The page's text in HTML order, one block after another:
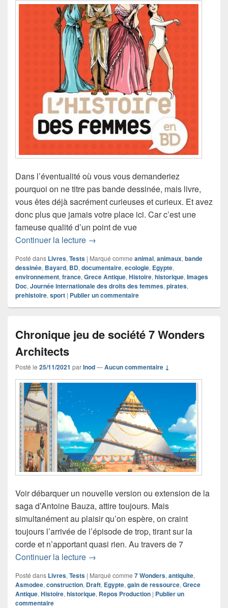
Dans l’éventualité où vous vous demanderiez
pourquoi on ne titre pas bande dessinée, mais livre,
vous êtes déjà sacrément curieuses et curieux. Et avez
donc plus que jamais votre place ici. Car c’est une
fameuse qualité d’un point de vue
Continuer la lecture Chronique livre L’Histoire des femmes
→
Posté dans Livres, Tests | Marqué comme animal, animaux, bande
dessinée, Bayard, BD, documentaire, ecologie, Egypte,
environnement, france, Grece Antique, Histoire, historique, Images
Doc, Journée internationale des droits des femmes, pirates,
prehistoire, sport | Publier un commentaire
Chronique jeu de société 7 Wonders
Architects
Posté le 25/11/2021 parInod—Aucun commentaire ↓
Voir débarquer un nouvelle version ou extension de la
saga d’Antoine Bauza, attire toujours. Mais
simultanément au plaisir qu’on espère, on craint
toujours l’arrivée de l’épisode de trop, tirant sur la
corde et n’apportant quasi rien. Au travers de 7
Continuer la lecture Chronique jeu de société 7 Wonders
→
Posté dans Livres, Tests | Marqué comme 7 Wonders, antiquite,
Asmodee, construction, Draft, Egypte, gain de ressource, Grece
Antique, Histoire, historique, Repos Production | Publier un
commentaire